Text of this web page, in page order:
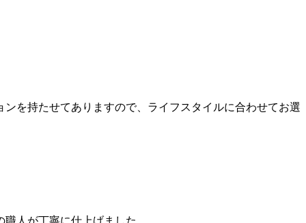
を持たせてありますので、ライフスタイルに合わせてお選
人が丁寧に仕上げました。